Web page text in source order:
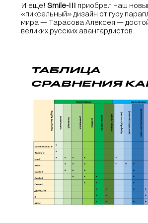
И еще! Smile-III приобрел наш
«пиксельный» дизайн от гуру
мира — Тарасова Алексея —
великих русских авангардистов.
ТАБЛИЦА
СРАВНЕНИЯ